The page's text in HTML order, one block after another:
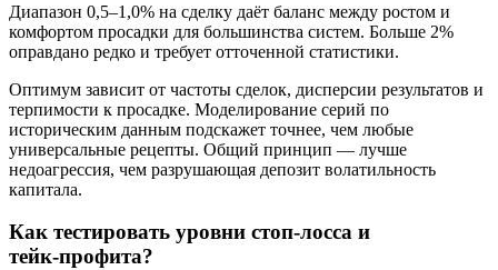
Диапазон 0,5–1,0% на сделку даёт баланс между ростом и
комфортом просадки для большинства систем. Больше 2%
оправдано редко и требует отточенной статистики.
Оптимум зависит от частоты сделок, дисперсии результатов и
терпимости к просадке. Моделирование серий по
историческим данным подскажет точнее, чем любые
универсальные рецепты. Общий принцип — лучше
недоагрессия, чем разрушающая депозит волатильность
капитала.
Как тестировать уровни стоп‑лосса и
тейк‑профита?